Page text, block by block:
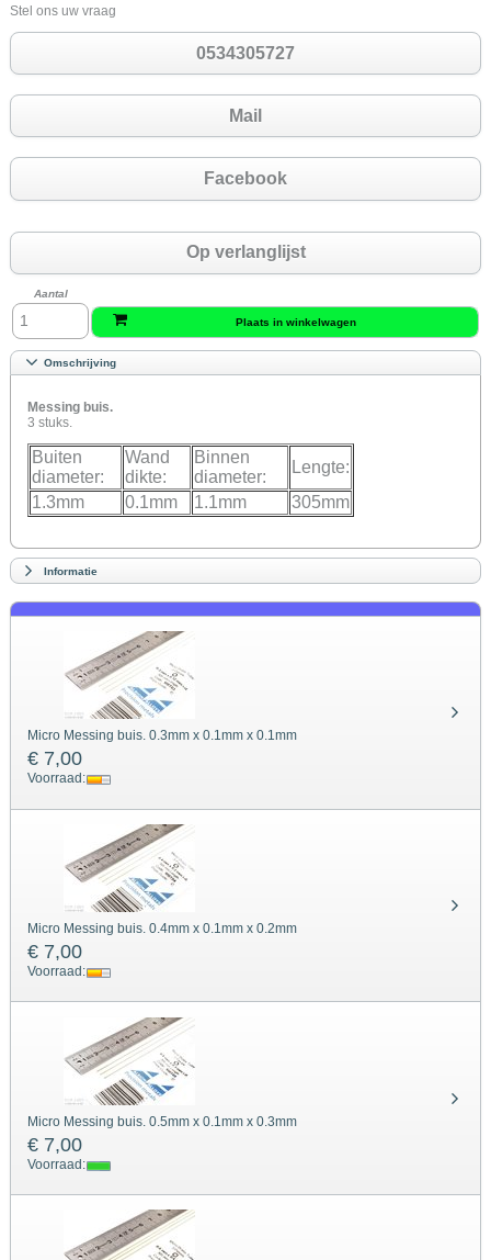
Stel ons uw vraag
0534305727
Mail
Facebook
Op verlanglijst
Aantal
Plaats in winkelwagen
Omschrijving
Messing buis.
3 stuks.
Buiten
diameter:
Wand
dikte:
Binnen
diameter:
Lengte:
1.3mm
0.1mm 1.1mm 305mm
Informatie
Micro Messing buis. 0.3mm x 0.1mm x 0.1mm
€ 7,00
Voorraad:
Micro Messing buis. 0.4mm x 0.1mm x 0.2mm
€ 7,00
Voorraad:
Micro Messing buis. 0.5mm x 0.1mm x 0.3mm
€ 7,00
Voorraad: